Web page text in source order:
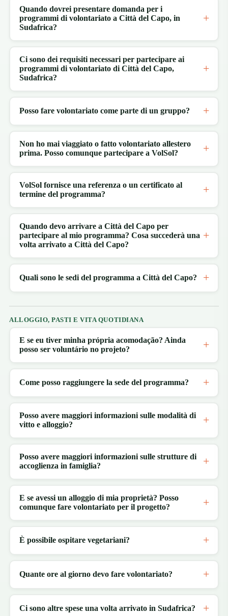
Quando dovrei presentare domanda per i
programmi di volontariato a Città del Capo, in
Sudafrica?
Ci sono dei requisiti necessari per partecipare ai
programmi di volontariato di Città del Capo,
Sudafrica?
Posso fare volontariato come parte di un gruppo?
Non ho mai viaggiato o fatto volontariato allestero
prima. Posso comunque partecipare a VolSol?
VolSol fornisce una referenza o un certificato al
termine del programma?
Quando devo arrivare a Città del Capo per
partecipare al mio programma? Cosa succederà una
volta arrivato a Città del Capo?
Quali sono le sedi del programma a Città del Capo?
ALLOGGIO, PASTI E VITA QUOTIDIANA
E se eu tiver minha própria acomodação? Ainda
posso ser voluntário no projeto?
Come posso raggiungere la sede del programma?
Posso avere maggiori informazioni sulle modalità di
vitto e alloggio?
Posso avere maggiori informazioni sulle strutture di
accoglienza in famiglia?
E se avessi un alloggio di mia proprietà? Posso
comunque fare volontariato per il progetto?
È possibile ospitare vegetariani?
Quante ore al giorno devo fare volontariato?
Ci sono altre spese una volta arrivato in Sudafrica?